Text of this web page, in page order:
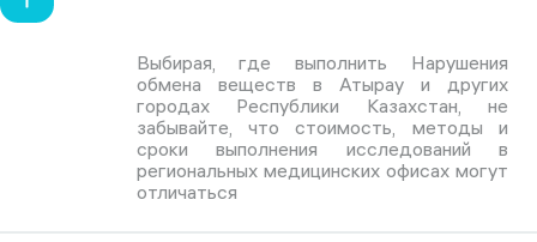
Выбирая, где выполнить Нарушения
обмена веществ в Атырау и других
городах Республики Казахстан, не
забывайте, что стоимость, методы и
сроки выполнения исследований в
региональных медицинских офисах могут
отличаться